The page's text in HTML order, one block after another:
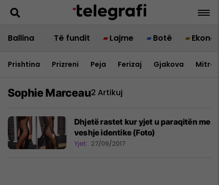
Ballina Të fundit Lajme Botë
Prishtina Prizreni Peja Ferizaj Gjakova
Sophie Marceau2 Artikuj
Dhjetë rastet kur yjet u paraqitën me
veshje identike (Foto)
Yjet 27/09/2017